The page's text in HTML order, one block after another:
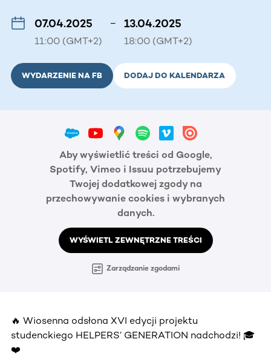
07.04.2025
11:00 (GMT+2)
– 13.04.2025
18:00 (GMT+2)
WYDARZENIE NA FB DODAJ DO KALENDARZA
Aby wyświetlić treści od Google,
Spotify, Vimeo i Issuu potrzebujemy
Twojej dodatkowej zgody na
przechowywanie cookies i wybranych
danych.
WYŚWIETL ZEWNĘTRZNE TREŚCI
Zarządzanie zgodami
🔥 Wiosenna odsłona XVI edycji projektu
studenckiego HELPERS’ GENERATION nadchodzi! 🎓
❤️